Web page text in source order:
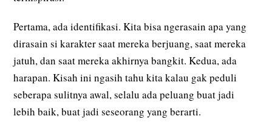
Pertama, ada identifikasi. Kita bisa ngerasain apa yang
dirasain si karakter saat mereka berjuang, saat mereka
jatuh, dan saat mereka akhirnya bangkit. Kedua, ada
harapan. Kisah ini ngasih tahu kita kalau gak peduli
seberapa sulitnya awal, selalu ada peluang buat jadi
lebih baik, buat jadi seseorang yang berarti.